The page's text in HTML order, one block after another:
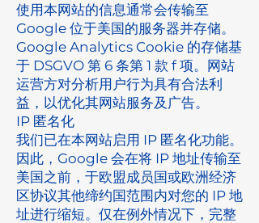
使用本网站的信息通常会传输至
Google 位于美国的服务器并存储。
Google Analytics Cookie 的存储基
于 DSGVO 第 6 条第 1 款 f 项。网站
运营方对分析用户行为具有合法利
益，以优化其网站服务及广告。
IP 匿名化
我们已在本网站启用 IP 匿名化功能。
因此，Google 会在将 IP 地址传输至
美国之前，于欧盟成员国或欧洲经济
区协议其他缔约国范围内对您的 IP 地
址进行缩短。仅在例外情况下，完整